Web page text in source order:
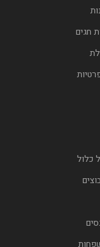
חגים
כלול